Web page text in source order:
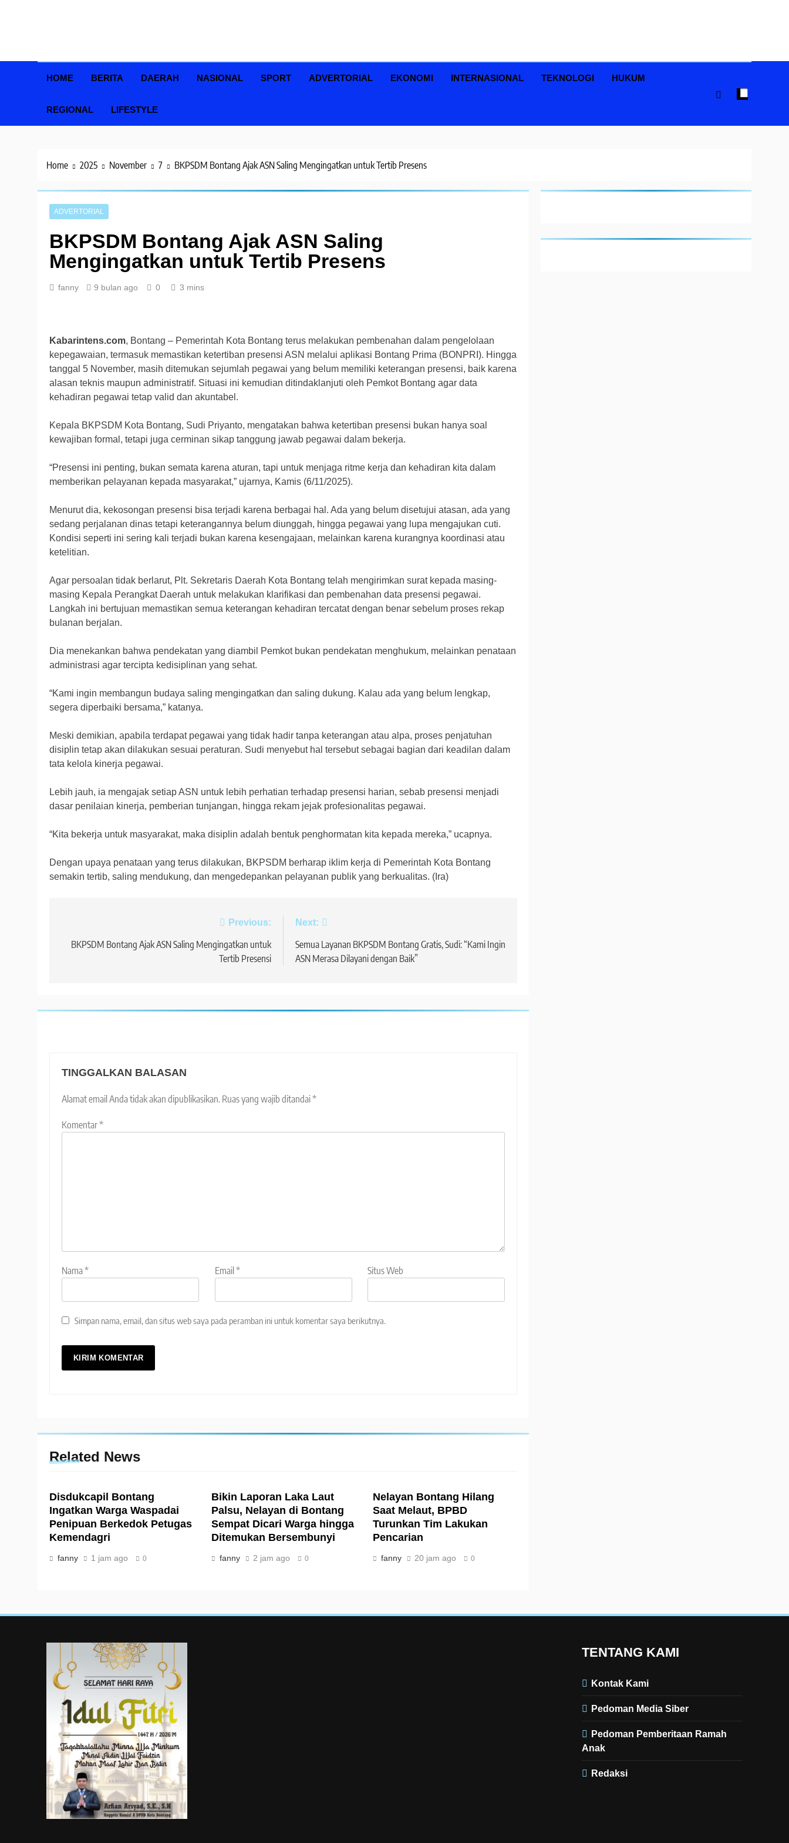
HOME BERITA DAERAH NASIONAL SPORT ADVERTORIAL EKONOMI INTERNASIONAL TEKNOLOGI HUKUM
REGIONAL LIFESTYLE
Home 2025 November 7 BKPSDM Bontang Ajak ASN Saling Mengingatkan untuk Tertib Presens
ADVERTORIAL
BKPSDM Bontang Ajak ASN Saling
Mengingatkan untuk Tertib Presens
fanny 9 bulan ago 0 3 mins
Kabarintens.com, Bontang – Pemerintah Kota Bontang terus melakukan pembenahan dalam pengelolaan
kepegawaian, termasuk memastikan ketertiban presensi ASN melalui aplikasi Bontang Prima (BONPRI). Hingga
tanggal 5 November, masih ditemukan sejumlah pegawai yang belum memiliki keterangan presensi, baik karena
alasan teknis maupun administratif. Situasi ini kemudian ditindaklanjuti oleh Pemkot Bontang agar data
kehadiran pegawai tetap valid dan akuntabel.
Kepala BKPSDM Kota Bontang, Sudi Priyanto, mengatakan bahwa ketertiban presensi bukan hanya soal
kewajiban formal, tetapi juga cerminan sikap tanggung jawab pegawai dalam bekerja.
“Presensi ini penting, bukan semata karena aturan, tapi untuk menjaga ritme kerja dan kehadiran kita dalam
memberikan pelayanan kepada masyarakat,” ujarnya, Kamis (6/11/2025).
Menurut dia, kekosongan presensi bisa terjadi karena berbagai hal. Ada yang belum disetujui atasan, ada yang
sedang perjalanan dinas tetapi keterangannya belum diunggah, hingga pegawai yang lupa mengajukan cuti.
Kondisi seperti ini sering kali terjadi bukan karena kesengajaan, melainkan karena kurangnya koordinasi atau
ketelitian.
Agar persoalan tidak berlarut, Plt. Sekretaris Daerah Kota Bontang telah mengirimkan surat kepada masing-
masing Kepala Perangkat Daerah untuk melakukan klarifikasi dan pembenahan data presensi pegawai.
Langkah ini bertujuan memastikan semua keterangan kehadiran tercatat dengan benar sebelum proses rekap
bulanan berjalan.
Dia menekankan bahwa pendekatan yang diambil Pemkot bukan pendekatan menghukum, melainkan penataan
administrasi agar tercipta kedisiplinan yang sehat.
“Kami ingin membangun budaya saling mengingatkan dan saling dukung. Kalau ada yang belum lengkap,
segera diperbaiki bersama,” katanya.
Meski demikian, apabila terdapat pegawai yang tidak hadir tanpa keterangan atau alpa, proses penjatuhan
disiplin tetap akan dilakukan sesuai peraturan. Sudi menyebut hal tersebut sebagai bagian dari keadilan dalam
tata kelola kinerja pegawai.
Lebih jauh, ia mengajak setiap ASN untuk lebih perhatian terhadap presensi harian, sebab presensi menjadi
dasar penilaian kinerja, pemberian tunjangan, hingga rekam jejak profesionalitas pegawai.
“Kita bekerja untuk masyarakat, maka disiplin adalah bentuk penghormatan kita kepada mereka,” ucapnya.
Dengan upaya penataan yang terus dilakukan, BKPSDM berharap iklim kerja di Pemerintah Kota Bontang
semakin tertib, saling mendukung, dan mengedepankan pelayanan publik yang berkualitas. (Ira)
pos
Previous:
BKPSDM Bontang Ajak ASN Saling Mengingatkan untuk
Tertib Presensi
Next:
Semua Layanan BKPSDM Bontang Gratis, Sudi: “Kami Ingin
ASN Merasa Dilayani dengan Baik”
TINGGALKAN BALASAN
Alamat email Anda tidak akan dipublikasikan. Ruas yang wajib ditandai*
Komentar*
Nama* Email* Situs Web
Simpan nama, email, dan situs web saya pada peramban ini untuk komentar saya berikutnya.
Related News
Disdukcapil Bontang
Ingatkan Warga Waspadai
Penipuan Berkedok Petugas
Kemendagri
fanny 1 jam ago 0
Bikin Laporan Laka Laut
Palsu, Nelayan di Bontang
Sempat Dicari Warga hingga
Ditemukan Bersembunyi
fanny 2 jam ago 0
Nelayan Bontang Hilang
Saat Melaut, BPBD
Turunkan Tim Lakukan
Pencarian
fanny 20 jam ago 0
TENTANG KAMI
Kontak Kami
Pedoman Media Siber
Pedoman Pemberitaan Ramah
Anak
Redaksi